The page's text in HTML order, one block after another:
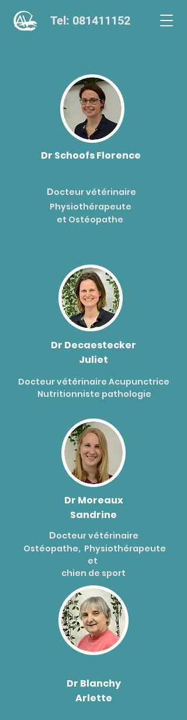
Tel: 081411152
Dr Schoofs Florence
Docteur vétérinaire
Physiothérapeute
et Ostéopathe
Dr Decaestecker
Juliet
Docteur vétérinaire Acupunctrice
Nutritionniste pathologie
Dr Moreaux
Sandrine
Docteur vétérinaire
Ostéopathe, Physiothérapeute
et
chien de sport
Dr Blanchy
Arlette